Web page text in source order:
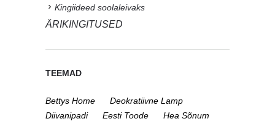
Kingiideed soolaleivaks
ÄRIKINGITUSED
TEEMAD
Bettys Home
Deokratiivne Lamp
Diivanipadi
Eesti Toode
Hea Sõnum